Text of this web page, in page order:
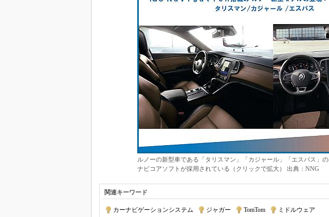
ルノーの新型車である「タリスマン」「カジャール」「エスパス」
ナビコアソフトが採用されている（クリックで拡大） 出典：NNG
関連キーワード
カーナビゲーションシステム ジャガー TomTom ミドルウェア